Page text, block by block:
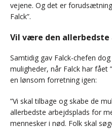
vejene. Og det er
Falck”.
Vil være den allerbedste
Samtidig gav Falck-chefen
muligheder, når Falck har fået
en lønsom forretning igen:
”Vi skal tilbage og skabe de
allerbedste arbejdsplads for
mennesker i nød. Folk skal